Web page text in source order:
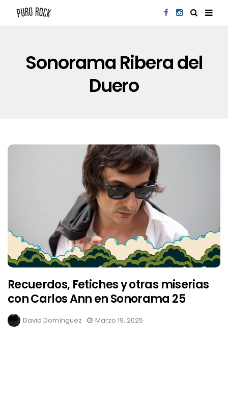
Sonorama Ribera del
Duero
Recuerdos, Fetiches y otras miserias
con Carlos Ann en Sonorama 25
David Domínguez Marzo 19, 2025